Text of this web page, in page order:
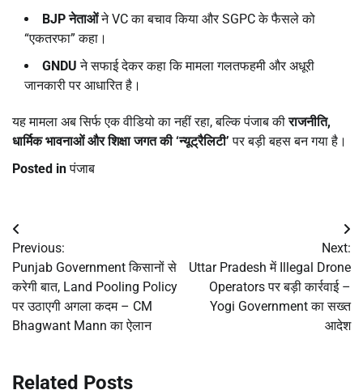
BJPनेताओंने VC का बचाव किया और SGPC के फैसले को
“एकतरफा” कहा।
GNDU ने सफाई देकर कहा कि मामला गलतफहमी और अधूरी
जानकारी पर आधारित है।
यह मामला अब सिर्फ एक वीडियो का नहीं रहा, बल्कि पंजाब कीराजनीति,
धार्मिक भावनाओं और शिक्षा जगत की ‘न्यूट्रैलिटी’ पर बड़ी बहस बन गया है।
Posted inपंजाब
Post
navigation
Previous:
Punjab Government किसानों से
करेगी बात, Land Pooling Policy
पर उठाएगी अगला कदम – CM
Bhagwant Mann का ऐलान
Next:
Uttar Pradesh में Illegal Drone
Operators पर बड़ी कार्रवाई –
Yogi Government का सख्त
आदेश
Related Posts